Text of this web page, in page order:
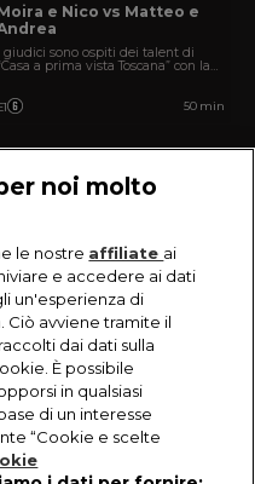
e Nico vs Matteo e
giudici sono ospiti dei talent di
a prima vista Toscana” con la
E1 50 min
noi molto
le nostre affiliate ai
e accedere ai dati
un'esperienza di
Ciò avviene tramite il
dai dati sulla
È possibile
in qualsiasi
di un interesse
“Cookie e scelte